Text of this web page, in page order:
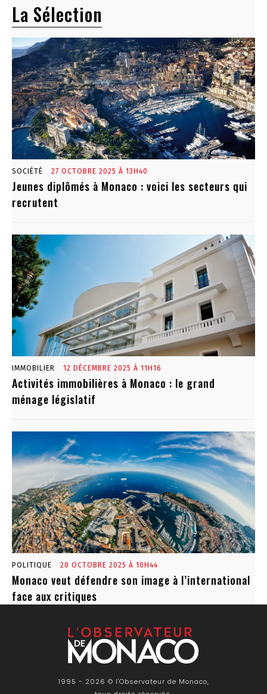
La Sélection
SOCIÉTÉ 27 OCTOBRE 2025 À 13H40
Jeunes diplômés à Monaco : voici les secteurs qui
recrutent
IMMOBILIER 12 DÉCEMBRE 2025 À 11H16
Activités immobilières à Monaco : le grand
ménage législatif
POLITIQUE 20 OCTOBRE 2025 À 10H44
Monaco veut défendre son image à l’international
face aux critiques
1995 - 2026 © l'Observateur de Monaco,